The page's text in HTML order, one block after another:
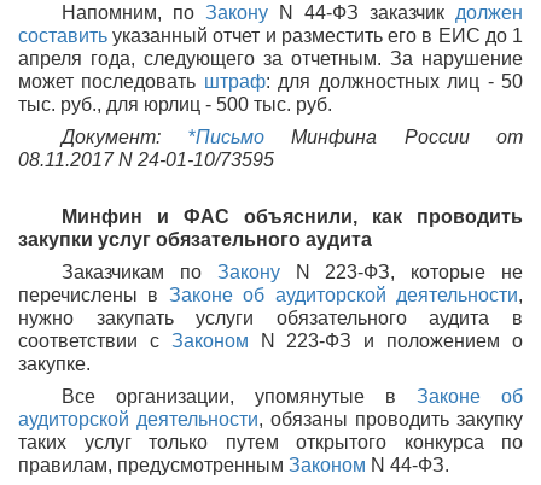
Напомним, поЗакону N 44-ФЗ заказчик должен
составить указанный отчет и разместить его в ЕИС до 1
апреля года, следующего за отчетным. За нарушение
может последовать штраф: для должностных лиц - 50
тыс. руб., для юрлиц - 500 тыс. руб.
Документ: *ПисьмоМинфина России от
08.11.2017 N 24-01-10/73595
Минфин и ФАС объяснили, как проводить
закупки услуг обязательного аудита
Заказчикам по ЗаконуN 223-ФЗ, которые не
перечислены в Законе об аудиторской деятельности,
нужно закупать услуги обязательного аудита в
соответствии с Законом N 223-ФЗ и положением о
закупке.
Все организации, упомянутые вЗаконе об
аудиторской деятельности, обязаны проводить закупку
таких услуг только путем открытого конкурса по
правилам, предусмотренным Законом N 44-ФЗ.